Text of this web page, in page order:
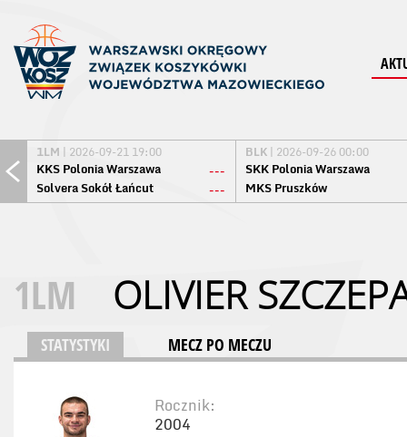
1LM | 2026-09-21 19:00
KKS Polonia Warszawa
---
Solvera Sokół Łańcut
---
BLK | 2026-09-26 00:00
SKK Polonia Warszawa
MKS Pruszków
1LM OLIVIER
STATYSTYKI MECZ PO MECZU
Rocznik:
2004